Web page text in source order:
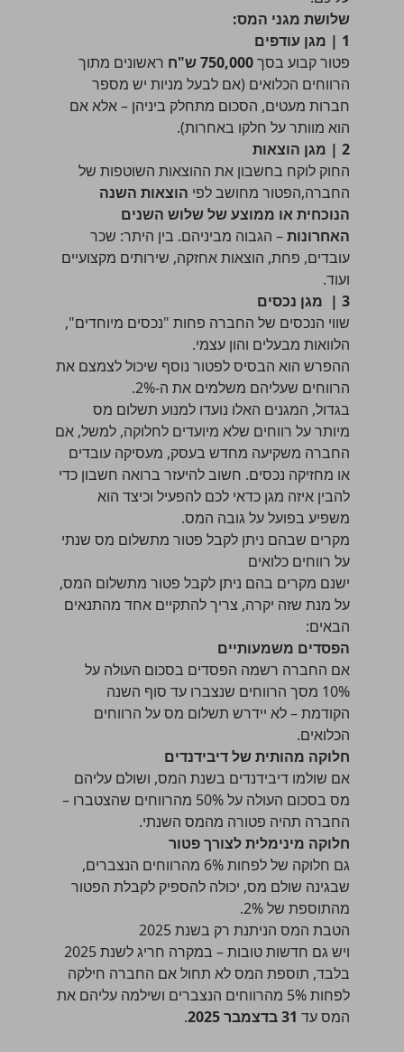
שלושת מגני המס:
1 | מגן עודפים
פטור קבוע בסך750,000 ש"ח
ראשונים מתוך
הרווחים הכלואים (אם לבעל מניות יש מספר
חברות מעטים, הסכום מתחלק ביניהן – אלא אם
הוא מוותר על חלקו באחרות).
2 | מגן הוצאות
החוק לוקח בחשבון את ההוצאות השוטפות של
החברה,הפטור מחושב לפי הוצאות השנה
הנוכחית או ממוצע של שלוש השנים
האחרונות– הגבוה מביניהם. בין היתר: שכר
עובדים, פחת, הוצאות אחזקה, שירותים מקצועיים
ועוד.
3 | מגן נכסים
שווי הנכסים של החברה פחות "נכסים מיוחדים",
הלוואות מבעלים והון עצמי.
ההפרש הוא הבסיס לפטור נוסף שיכול לצמצם את
הרווחים שעליהם משלמים את ה-2%.
בגדול, המגנים האלו נועדו למנוע תשלום מס
מיותר על רווחים שלא מיועדים לחלוקה, למשל, אם
החברה משקיעה מחדש בעסק, מעסיקה עובדים
או מחזיקה נכסים. חשוב להיעזר ברואה חשבון כדי
להבין איזה מגן כדאי לכם להפעיל וכיצד הוא
משפיע בפועל על גובה המס.
מקרים שבהם ניתן לקבל פטור מתשלום מס שנתי
על רווחים כלואים
ישנם מקרים בהם ניתן לקבל פטור מתשלום המס,
על מנת שזה יקרה, צריך להתקיים אחד מהתנאים
הבאים:
הפסדים משמעותיים
אם החברה רשמה הפסדים בסכום העולה על
10% מסך הרווחים שנצברו עד סוף השנה
הקודמת – לא יידרש תשלום מס על הרווחים
הכלואים.
חלוקה מהותית של דיבידנדים
אם שולמו דיבידנדים בשנת המס, ושולם עליהם
מס בסכום העולה על 50% מהרווחים שהצטברו –
החברה תהיה פטורה מהמס השנתי.
חלוקה מינימלית לצורך פטור
גם חלוקה של לפחות 6% מהרווחים הנצברים,
שבגינה שולם מס, יכולה להספיק לקבלת הפטור
מהתוספת של 2%.
הטבת המס הניתנת רק בשנת 2025
ויש גם חדשות טובות – במקרה חריג לשנת 2025
בלבד, תוספת המס לא תחול אם החברה חילקה
לפחות 5% מהרווחים הנצברים ושילמה עליהם את
המס עד 31 בדצמבר 2025 .